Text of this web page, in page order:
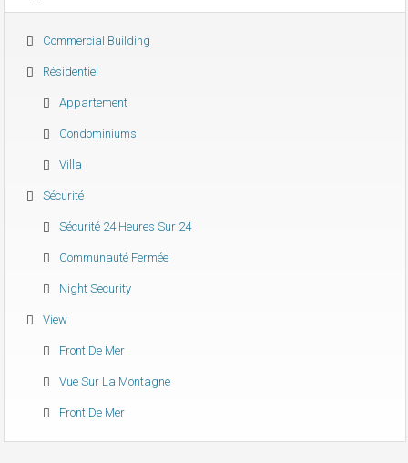
Commercial Building
Résidentiel
Appartement
Condominiums
Villa
Sécurité
Sécurité 24 Heures Sur 24
Communauté Fermée
Night Security
View
Front De Mer
Vue Sur La Montagne
Front De Mer